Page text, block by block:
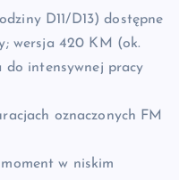
D11/D13) dostępne
wersja 420 KM (ok.
do intensywnej pracy
oznaczonych FM
w niskim